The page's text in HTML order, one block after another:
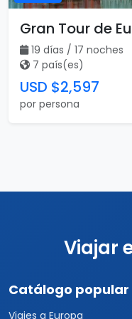
Gran Tour de
19 días / 17 noches
7 país(es)
USD $2,597
por persona
Viajar
Catálogo popular
Viajes a Europa